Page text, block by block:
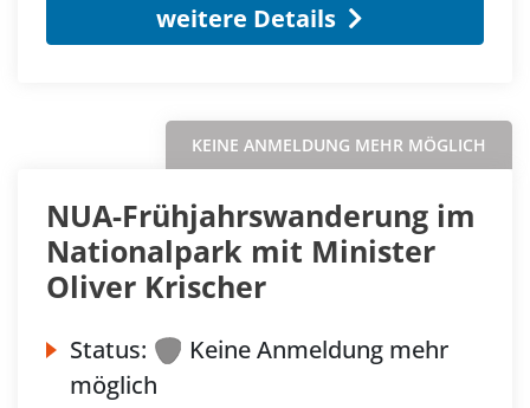
weitere Details
KEINE ANMELDUNG MEHR MÖGLICH
NUA-Frühjahrswanderung im
Nationalpark mit Minister
Oliver Krischer
Status:
Keine Anmeldung mehr
möglich